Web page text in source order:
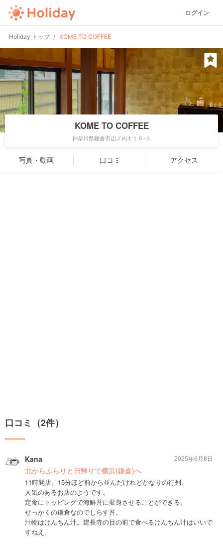
ログイン
Holiday トップ KOME TO COFFEE
KOME TO COFFEE
神奈川県鎌倉市山ノ内１１５-３
写真・動画 口コミ アクセス
口コミ（2件）
Kana
北からふらりと日帰りで横浜(鎌倉)へ
11時開店。15分ほど前から並んだけれどかなりの行列。
人気のあるお店のようです。
定食にトッピングで海鮮丼に変身させることができる。
せっかくの鎌倉なのでしらす丼。
汁物はけんちん汁。建長寺の目の前で食べるけんちん汁はいいで
すねえ。
2025年6月8日